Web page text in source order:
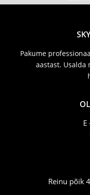
Pakume
aastast. Usalda
Reinu põik